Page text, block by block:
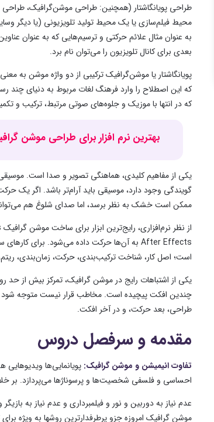
طراحی پویانگاشتار (همچنین: طراحی موشن‌گرافیک،
محیط فیلم‌سازی یا یک محیط تولید تلویزیونی (یا دیگر
به عنوان مثال علائم حرکتی و ترسیم‌هایی که به عنوان
بعدی برای کانال تلویزیون را می‌توان نام برد.
پویانگاشتار یا موشن‌گرافیک ترکیبی از دو واژه موشن
که این اصطلاح را وارد فرهنگ لغات مربوط به دنیای
که در انتها با موزیک و جلوه‌های صوتی مرتبط، ترکیب و
بهترین نرم افزار برای طراحی موشن
یکی از مفاهیم کلیدی، هماهنگی تصویر و صدا است.
گویندگی وجود دارد، موسیقی باید آرام‌تر باشد. اگر یک
ممکن است خشک به نظر برسد، اما صدای شلوغ هم می‌تواند
است؛ اصل کار، شناخت ترکیب‌بندی، حرکت، زمان‌بندی،
یکی از اشتباهات رایج در موشن گرافیک، تمرکز بیش از حد
چندین افکت پیچیده است. مخاطب قرار نیست متوجه شود
طراحی، بعد حرکت، و در آخر افکت.
مقدمه و سرفصل دروس
تفاوت انیمیشن و موشن گرافیک: پویانمایی‌ها
احساسی و فلسفی شخصیت‌ها و پرسوناژها می‌پردازد. بر
عدم نیاز به دوربین و نور و فیلمبرداری و عدم نیاز به
موشن گرافیک امروزه جزو پرطرفدارترین روشها به ویژه برای